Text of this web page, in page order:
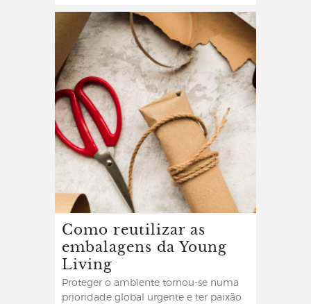
Como reutilizar as
embalagens da Young
Living
Proteger o ambiente tornou-se numa
prioridade global urgente e ter paixão